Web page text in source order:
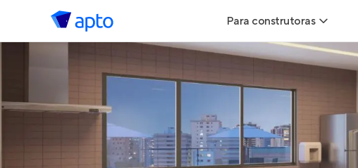
Para construtoras
Geração de Leads
Geração de Vendas